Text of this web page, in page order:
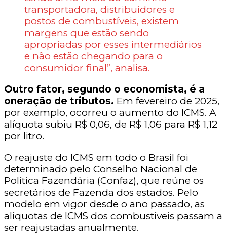
transportadora, distribuidores e
postos de combustíveis, existem
margens que estão sendo
apropriadas por esses intermediários
e não estão chegando para o
consumidor final”, analisa.
Outro fator, segundo o economista, é a
oneração de tributos. Em fevereiro de 2025,
por exemplo, ocorreu o aumento do ICMS. A
alíquota subiu R$ 0,06, de R$ 1,06 para R$ 1,12
por litro.
O reajuste do ICMS em todo o Brasil foi
determinado pelo Conselho Nacional de
Política Fazendária (Confaz), que reúne os
secretários de Fazenda dos estados. Pelo
modelo em vigor desde o ano passado, as
alíquotas de ICMS dos combustíveis passam a
ser reajustadas anualmente.